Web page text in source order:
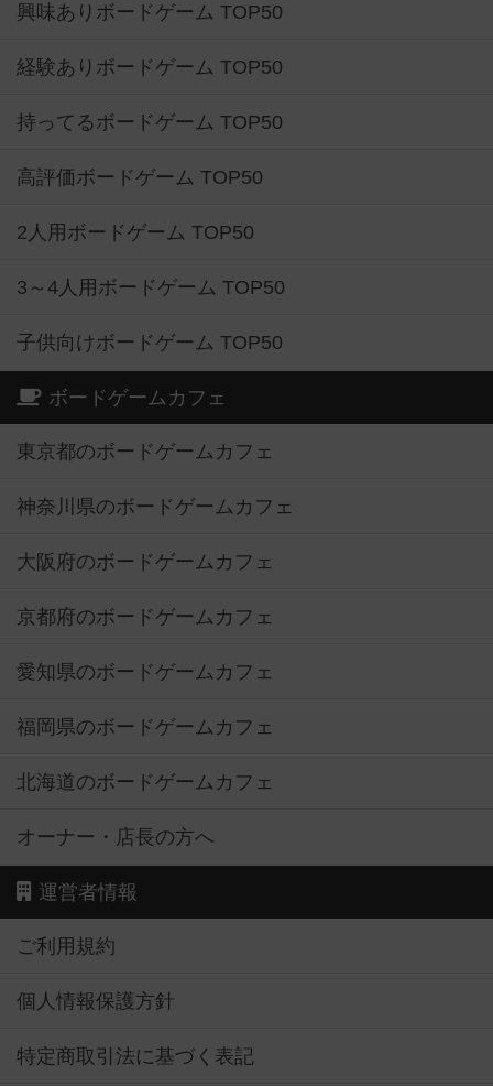
興味ありボードゲーム TOP50
経験ありボードゲーム TOP50
持ってるボードゲーム TOP50
高評価ボードゲーム TOP50
2人用ボードゲーム TOP50
3～4人用ボードゲーム TOP50
子供向けボードゲーム TOP50
ボードゲームカフェ
東京都のボードゲームカフェ
神奈川県のボードゲームカフェ
大阪府のボードゲームカフェ
京都府のボードゲームカフェ
愛知県のボードゲームカフェ
福岡県のボードゲームカフェ
北海道のボードゲームカフェ
オーナー・店長の方へ
運営者情報
ご利用規約
個人情報保護方針
特定商取引法に基づく表記